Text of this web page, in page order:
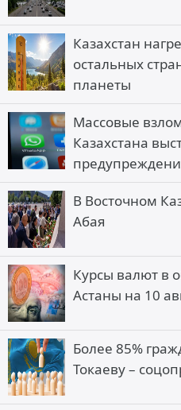
Казахстан
остальных
планеты
Массовые
Казахстана
В Восточном
Абая
Курсы валют в
Астаны на 10
Более 85%
Токаеву –